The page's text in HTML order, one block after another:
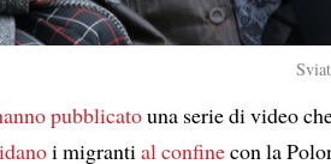
pubblicatouna serie di video
i migrantial confinecon la